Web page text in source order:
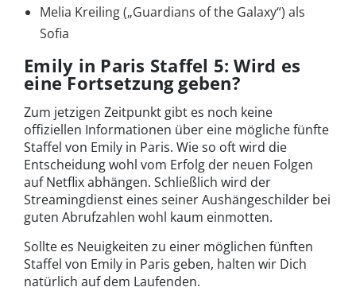
Melia Kreiling („Guardians of the Galaxy“) als
Sofia
Emily in Paris Staffel 5: Wird es
eine Fortsetzung geben?
Zum jetzigen Zeitpunkt gibt es noch keine
offiziellen Informationen über eine mögliche fünfte
Staffel von Emily in Paris. Wie so oft wird die
Entscheidung wohl vom Erfolg der neuen Folgen
auf Netflix abhängen. Schließlich wird der
Streamingdienst eines seiner Aushängeschilder bei
guten Abrufzahlen wohl kaum einmotten.
Sollte es Neuigkeiten zu einer möglichen fünften
Staffel von Emily in Paris geben, halten wir Dich
natürlich auf dem Laufenden.